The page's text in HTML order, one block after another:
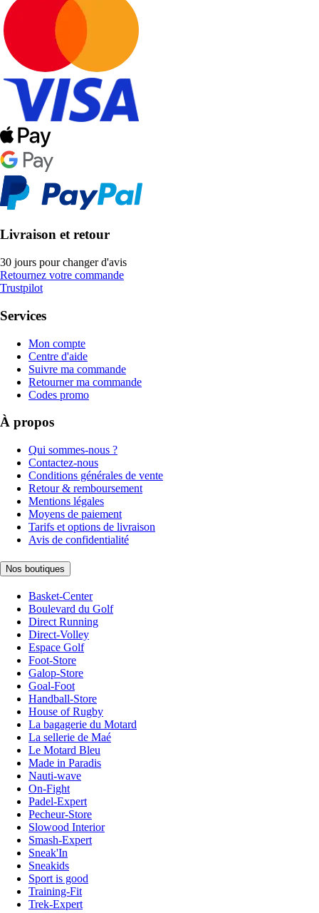
Livraison et retour
30 jours pour changer d'avis
Retournez votre commande
Trustpilot
Services
Mon compte
Centre d'aide
Suivre ma commande
Retourner ma commande
Codes promo
À propos
Qui sommes-nous ?
Contactez-nous
Conditions générales de vente
Retour & remboursement
Mentions légales
Moyens de paiement
Tarifs et options de livraison
Avis de confidentialité
Nos boutiques
Basket-Center
Boulevard du Golf
Direct Running
Direct-Volley
Espace Golf
Foot-Store
Galop-Store
Goal-Foot
Handball-Store
House of Rugby
La bagagerie du Motard
La sellerie de Maé
Le Motard Bleu
Made in Paradis
Nauti-wave
On-Fight
Padel-Expert
Pecheur-Store
Slowood Interior
Smash-Expert
Sneak'In
Sneakids
Sport is good
Training-Fit
Trek-Expert